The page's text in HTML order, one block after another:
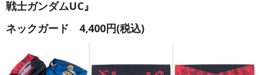
戦士ガンダムUC』
ネックガード 4,400円(税込)